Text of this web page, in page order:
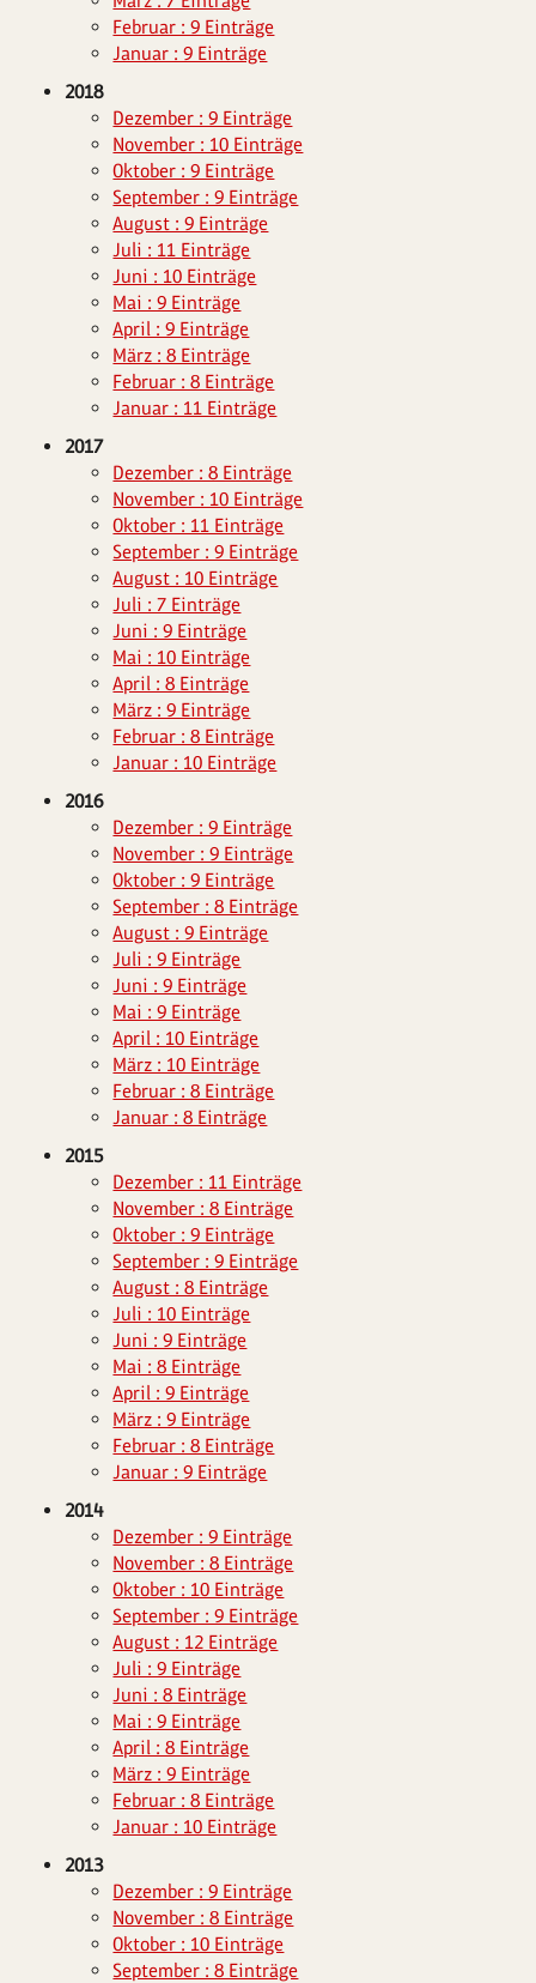
Februar : 9 Einträge
Januar : 9 Einträge
2018
Dezember : 9 Einträge
November : 10 Einträge
Oktober : 9 Einträge
September : 9 Einträge
August : 9 Einträge
Juli : 11 Einträge
Juni : 10 Einträge
Mai : 9 Einträge
April : 9 Einträge
März : 8 Einträge
Februar : 8 Einträge
Januar : 11 Einträge
2017
Dezember : 8 Einträge
November : 10 Einträge
Oktober : 11 Einträge
September : 9 Einträge
August : 10 Einträge
Juli : 7 Einträge
Juni : 9 Einträge
Mai : 10 Einträge
April : 8 Einträge
März : 9 Einträge
Februar : 8 Einträge
Januar : 10 Einträge
2016
Dezember : 9 Einträge
November : 9 Einträge
Oktober : 9 Einträge
September : 8 Einträge
August : 9 Einträge
Juli : 9 Einträge
Juni : 9 Einträge
Mai : 9 Einträge
April : 10 Einträge
März : 10 Einträge
Februar : 8 Einträge
Januar : 8 Einträge
2015
Dezember : 11 Einträge
November : 8 Einträge
Oktober : 9 Einträge
September : 9 Einträge
August : 8 Einträge
Juli : 10 Einträge
Juni : 9 Einträge
Mai : 8 Einträge
April : 9 Einträge
März : 9 Einträge
Februar : 8 Einträge
Januar : 9 Einträge
2014
Dezember : 9 Einträge
November : 8 Einträge
Oktober : 10 Einträge
September : 9 Einträge
August : 12 Einträge
Juli : 9 Einträge
Juni : 8 Einträge
Mai : 9 Einträge
April : 8 Einträge
März : 9 Einträge
Februar : 8 Einträge
Januar : 10 Einträge
2013
Dezember : 9 Einträge
November : 8 Einträge
Oktober : 10 Einträge
September : 8 Einträge